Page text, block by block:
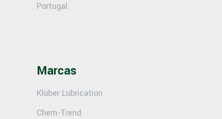
Portugal.
Marcas
Klüber Lubrication
Chem-Trend